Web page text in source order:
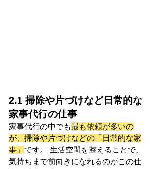
2.1 掃除や片づけなど日常的な
家事代行の仕事
家事代行の中でも最も依頼が多いの
が、掃除や片づけなどの「日常的な家
事」 です。 生活空間を整えることで、
気持ちまで前向きになれるのがこの仕